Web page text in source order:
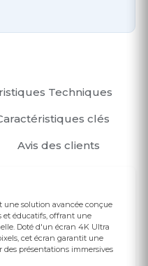
Techniques
clés
Avis des clients
une solution avancée conçue
et éducatifs, offrant une
Doté d'un écran 4K Ultra
cet écran garantit une
présentations immersives